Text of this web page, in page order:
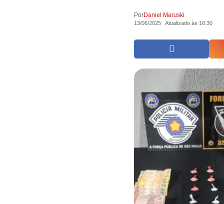
PorDaniel Maruski
13/06/2025 Atualizado às 16:30